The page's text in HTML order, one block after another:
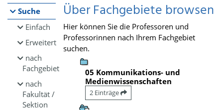
Suche
Einfach
Erweitert
nach
Fachgebiet
nach
Fakultät /
Sektion
Über Fachgebiete browsen
Hier können Sie die Professoren und
Professorinnen nach Ihrem Fachgebiet
suchen.
05 Kommunikations- und
Medienwissenschaften
2 Einträge